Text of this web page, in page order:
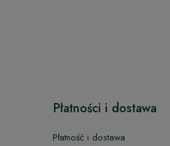
Płatności i dostawa
Płatność i dostawa